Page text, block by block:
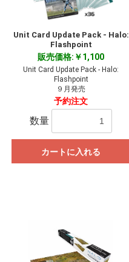
Unit Card Update Pack - Halo:
Flashpoint
販売価格:￥1,100
Unit Card Update Pack - Halo:
Flashpoint
９月発売
予約注文
数量
カートに入れる
お買い物を続ける